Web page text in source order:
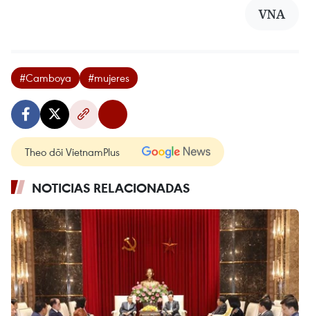
VNA
#Camboya #mujeres
Theo dõi VietnamPlus
NOTICIAS RELACIONADAS